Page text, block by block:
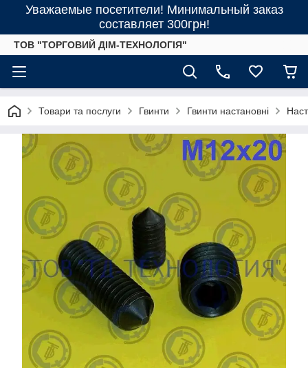
Уважаемые посетители! Минимальный заказ
составляет 300грн!
ТОВ "ТОРГОВИЙ ДІМ-ТЕХНОЛОГІЯ"
Товари та послуги Гвинти Гвинти настановні